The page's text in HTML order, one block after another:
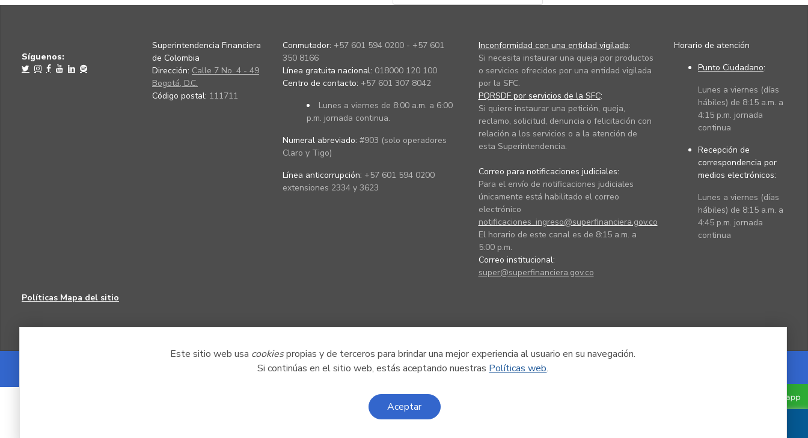
Este sitio web usa cookiespropias y de terceros para brindar una mejor experiencia al usuario en su navegación.
Si continúas en el sitio web, estás aceptando nuestras Políticas web.
Aceptar
Síguenos:
Superintendencia Financiera
de Colombia
Dirección: Calle 7 No. 4 - 49
Bogotá, D.C.
Código postal: 111711
Conmutador: +57 601 594 0200 - +57 601
350 8166
Línea gratuita nacional: 018000 120 100
Centro de contacto: +57 601 307 8042
Lunes a viernes de 8:00 a.m. a 6:00
p.m. jornada continua.
Numeral abreviado: #903 (solo operadores
Claro y Tigo)
Línea anticorrupción: +57 601 594 0200
extensiones 2334 y 3623
Inconformidad con una entidad vigilada:
Si necesita instaurar una queja por productos
o servicios ofrecidos por una entidad vigilada
por la SFC.
PQRSDF por servicios de la SFC:
Si quiere instaurar una petición, queja,
reclamo, solicitud, denuncia o felicitación con
relación a los servicios o a la atención de
esta Superintendencia.
Correo para notificaciones judiciales:
Para el envío de notificaciones judiciales
únicamente está habilitado el correo
electrónico
notificaciones_ingreso@superfinanciera.gov.co
El horario de este canal es de 8:15 a.m. a
5:00 p.m.
Correo institucional:
super@superfinanciera.gov.co
Horario de atención
Punto Ciudadano:
Lunes a viernes (días
hábiles) de 8:15 a.m. a
4:15 p.m. jornada
continua
Recepción de
correspondencia por
medios electrónicos:
Lunes a viernes (días
hábiles) de 8:15 a.m. a
4:45 p.m. jornada
continua
Políticas Mapa del sitio
Powered by Nexura